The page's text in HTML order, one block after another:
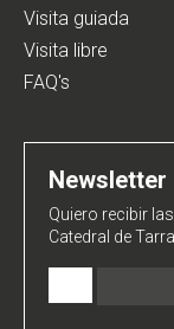
Visita guiada
Visita libre
FAQ's
Newsletter
Quiero recibir
Catedral de
(Obligatorio)